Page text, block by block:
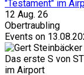
"Testament" im
12 Aug. 26
Obertraubling
Events on